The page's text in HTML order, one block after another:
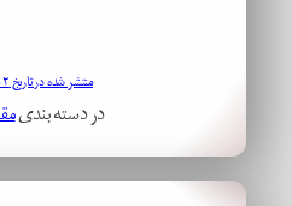
منتشر شده در تاریخ ۲ مهر, ۱۴۰۴
در دسته بندی